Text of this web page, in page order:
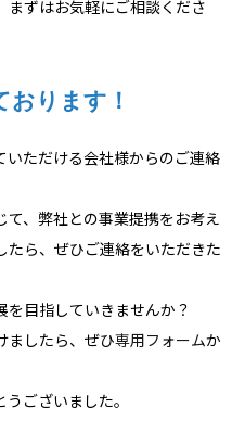
まずはお気軽にご相談くださ
おります！
いただける会社様からのご連絡
、弊社との事業提携をお考え
たら、ぜひご連絡をいただきた
目指していきませんか？
ましたら、ぜひ専用フォームか
ございました。